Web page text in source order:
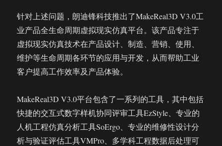
针对上述问题，朗迪锋科技推出了MakeReal3D V3.0工
业产品全生命周期虚拟现实仿真平台。该产品专注于
虚拟现实仿真技术在产品设计、制造、营销、使用、
维护等生命周期各环节的应用与开发，从而帮助工业
客户提高工作效率及产品体验。
MakeReal3D V3.0平台包含了一系列的工具，其中包括
快捷的交互式数字样机协同评审工具EzStyle、专业的
人机工程仿真分析工具SoErgo、专业的维修性设计分
析与验证评估工具VMPro、多学科工程数据后处理可